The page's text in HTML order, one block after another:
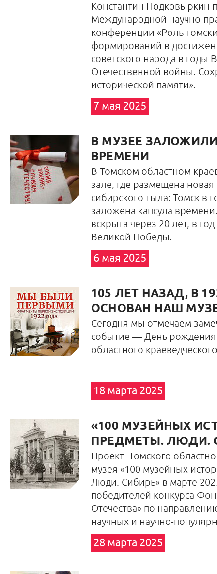
Константин Подковыркин
Международной научно-
конференции «Роль
формирований в
советского народа в годы
Отечественной войны.
исторической памяти».
7 мая 2025
В МУЗЕЕ
ВРЕМЕНИ
В Томском областном
зале, где размещена
сибирского тыла: Томск в
заложена капсула
вскрыта через 20 лет, в
Великой Победы.
6 мая 2025
105 ЛЕТ НАЗАД, В
ОСНОВАН НАШ
Сегодня мы отмечаем
событие — День рождения
областного
18 марта 2025
«100 МУЗЕЙНЫХ
ПРЕДМЕТЫ. ЛЮДИ.
Проект Томского
музея «100 музейных
Люди. Сибирь» в марте
победителей конкурса
Отечества» по
научных и научно-
28 марта 2025